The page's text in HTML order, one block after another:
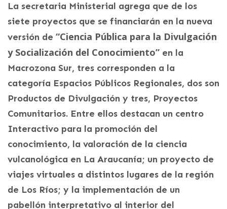
La secretaria Ministerial agrega que de los
siete proyectos que se financiarán en la nueva
versión de “Ciencia Pública para la Divulgación
y Socialización del Conocimiento” en la
Macrozona Sur, tres corresponden a la
categoría Espacios Públicos Regionales, dos son
Productos de Divulgación y tres, Proyectos
Comunitarios. Entre ellos destacan un centro
Interactivo para la promoción del
conocimiento, la valoración de la ciencia
vulcanológica en La Araucanía; un proyecto de
viajes virtuales a distintos lugares de la región
de Los Ríos; y la implementación de un
pabellón interpretativo al interior del